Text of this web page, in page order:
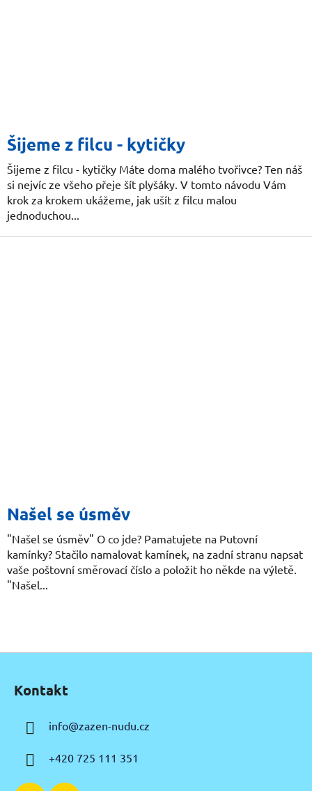
Šijeme z filcu - kytičky
Šijeme z filcu - kytičky Máte doma malého tvořivce? Ten náš
si nejvíc ze všeho přeje šít plyšáky. V tomto návodu Vám
krok za krokem ukážeme, jak ušít z filcu malou
jednoduchou...
Našel se úsměv
"Našel se úsměv" O co jde? Pamatujete na Putovní
kamínky? Stačilo namalovat kamínek, na zadní stranu napsat
vaše poštovní směrovací číslo a položit ho někde na výletě.
"Našel...
Kontakt
info@zazen-nudu.cz
+420 725 111 351